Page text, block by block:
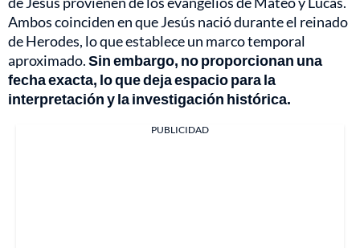
Ambos coinciden en que Jesús nació durante el reinado
de Herodes, lo que establece un marco temporal
aproximado.Sin embargo, no proporcionan una
fecha exacta, lo que deja espacio para la
interpretación y la investigación histórica.
PUBLICIDAD